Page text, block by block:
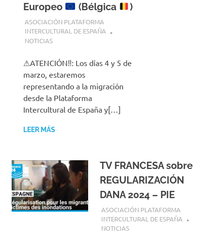
Europeo
(Bélgica )
4 MARZO, 2025
ASOCIACIÓN PLATAFORMA
INTERCULTURAL DE ESPAÑA
NOTICIAS
⚠ATENCIÓN‼: Los días 4 y 5 de
marzo, estaremos
representando a la migración
desde la Plataforma
Intercultural de España y[…]
LEER MÁS
TV FRANCESA sobre
REGULARIZACIÓN
DANA 2024 – PIE
1 MARZO, 2025
ASOCIACIÓN PLATAFORMA
INTERCULTURAL DE ESPAÑA
NOTICIAS